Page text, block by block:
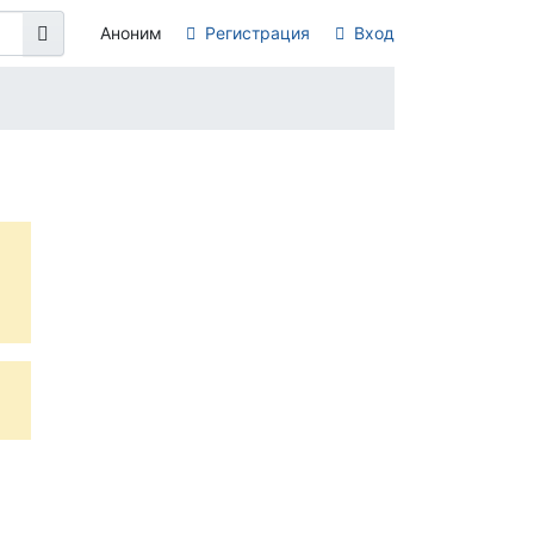
Аноним Регистрация Вход